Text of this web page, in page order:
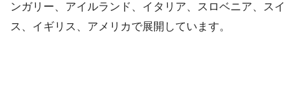
ンガリー、アイルランド、イタリア、スロベニア、スイ
ス、イギリス、アメリカで展開しています。